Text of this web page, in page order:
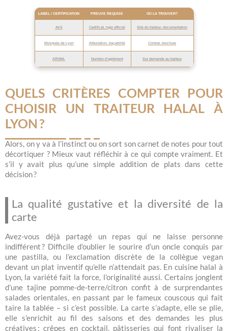
LABEL / CERTIFICATION PREUVE REQUISE OÙ LA TROUVER?
AVS Certificat, logo officiel Site du traiteur, documentation
Mosquée de Lyon Attestation, traçabilité Contrat, brochure
ARGML Numéro d’agrément Sur demande au traiteur
QUELS CRITÈRES COMPTER POUR
CHOISIR UN TRAITEUR HALAL À
LYON ?
Alors, on y va à l’instinct ou on sort son carnet de notes pour tout
décortiquer ? Mieux vaut réfléchir à ce qui compte vraiment. Et
s’il y avait plus qu’une simple addition de plats dans cette
décision ?
La qualité gustative et la diversité de la
carte
Avez-vous déjà partagé un repas qui ne laisse personne
indifférent ? Difficile d’oublier le sourire d’un oncle conquis par
une pastilla, ou l’exclamation discrète de la collègue vegan
devant un plat inventif qu’elle n’attendait pas. En cuisine halal à
Lyon, la variété fait la force, l’originalité aussi. Certains jonglent
d’une tajine pomme-de-terre/citron confit à de surprendantes
salades orientales, en passant par le fameux couscous qui fait
taire la tablée – si c’est possible. La carte s’adapte, elle se plie,
elle s’enrichit au fil des saisons et des demandes les plus
créatives : crêpes en cocktail, pâtisseries qui font rivaliser la